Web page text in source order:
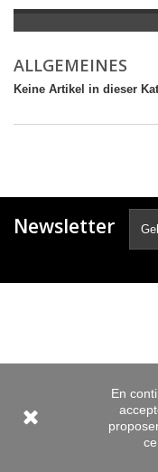
ALLGEMEINES
Keine Artikel in dieser
Newsletter
En